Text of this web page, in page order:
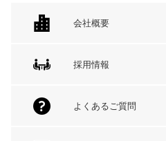
会社概要
採用情報
よくあるご質問